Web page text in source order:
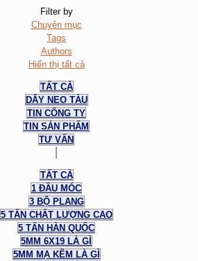
Filter by
Chuyên mục
Tags
Authors
Hiển thị tất cả
TẤT CẢ
DÂY NEO TÀU
TIN CÔNG TY
TIN SẢN PHẨM
TƯ VẤN
TẤT CẢ
1 ĐẦU MÓC
3 BỘ PLANG
5 TẤN CHẤT LƯỢNG CAO
5 TẤN HÀN QUỐC
5MM 6X19 LÀ GÌ
5MM MẠ KẼM LÀ GÌ